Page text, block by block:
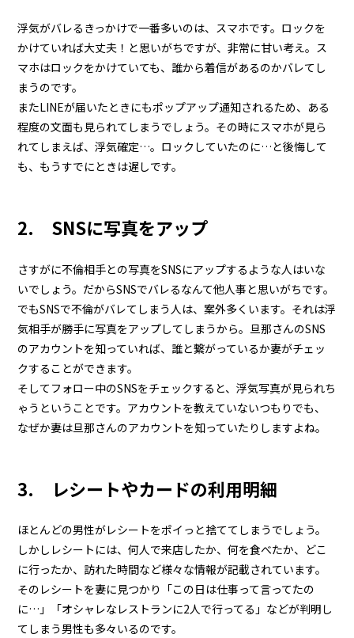
浮気がバレるきっかけで一番多いのは、スマホです。ロックを
かけていれば大丈夫！と思いがちですが、非常に甘い考え。ス
マホはロックをかけていても、誰から着信があるのかバレてし
まうのです。
またLINEが届いたときにもポップアップ通知されるため、ある
程度の文面も見られてしまうでしょう。その時にスマホが見ら
れてしまえば、浮気確定…。ロックしていたのに…と後悔して
も、もうすでにときは遅しです。
2. SNSに写真をアップ
さすがに不倫相手との写真をSNSにアップするような人はいな
いでしょう。だからSNSでバレるなんて他人事と思いがちです。
でもSNSで不倫がバレてしまう人は、案外多くいます。それは浮
気相手が勝手に写真をアップしてしまうから。旦那さんのSNS
のアカウントを知っていれば、誰と繋がっているか妻がチェッ
クすることができます。
そしてフォロー中のSNSをチェックすると、浮気写真が見られち
ゃうということです。アカウントを教えていないつもりでも、
なぜか妻は旦那さんのアカウントを知っていたりしますよね。
3. レシートやカードの利用明細
ほとんどの男性がレシートをポイっと捨ててしまうでしょう。
しかしレシートには、何人で来店したか、何を食べたか、どこ
に行ったか、訪れた時間など様々な情報が記載されています。
そのレシートを妻に見つかり「この日は仕事って言ってたの
に…」「オシャレなレストランに2人で行ってる」などが判明し
てしまう男性も多々いるのです。